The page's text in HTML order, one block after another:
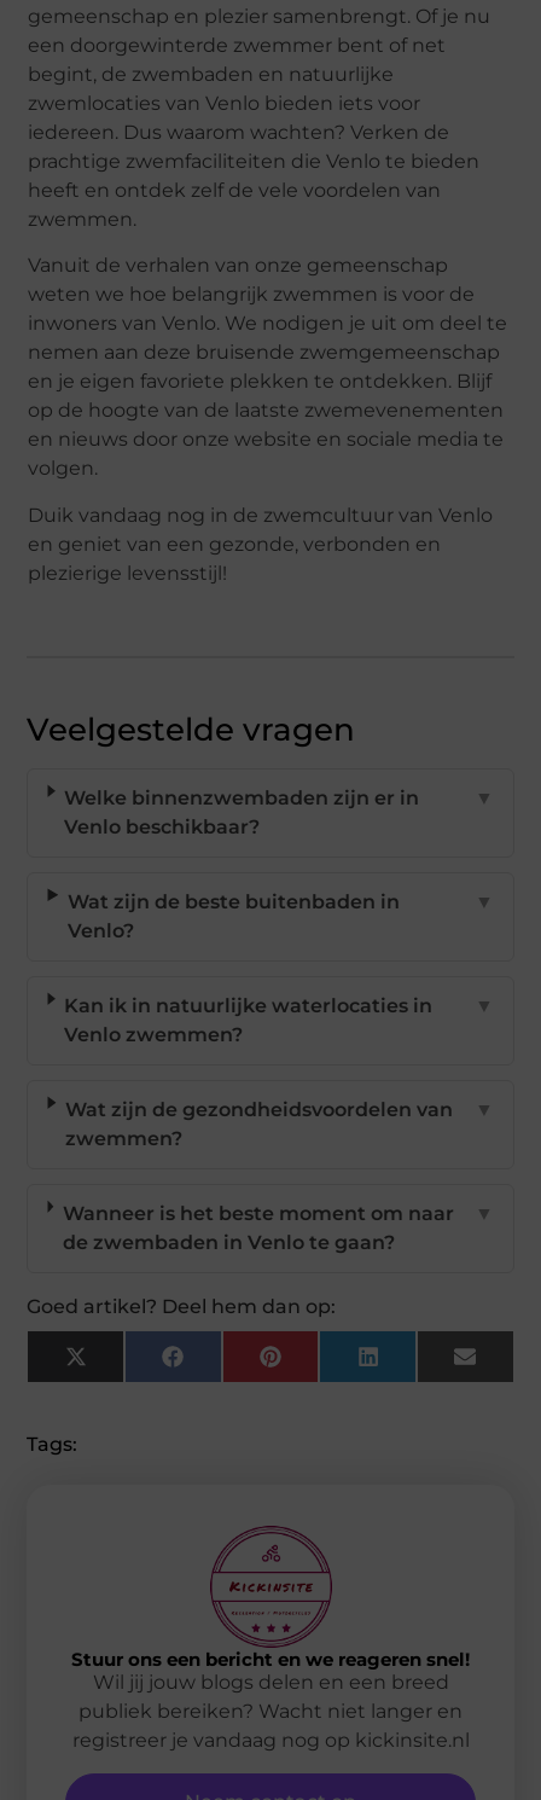
gemeenschap en plezier samenbrengt. Of je nu
een doorgewinterde zwemmer bent of net
begint, de zwembaden en natuurlijke
zwemlocaties van Venlo bieden iets voor
iedereen. Dus waarom wachten? Verken de
prachtige zwemfaciliteiten die Venlo te bieden
heeft en ontdek zelf de vele voordelen van
zwemmen.
Vanuit de verhalen van onze gemeenschap
weten we hoe belangrijk zwemmen is voor de
inwoners van Venlo. We nodigen je uit om deel te
nemen aan deze bruisende zwemgemeenschap
en je eigen favoriete plekken te ontdekken. Blijf
op de hoogte van de laatste zwemevenementen
en nieuws door onze website en sociale media te
volgen.
Duik vandaag nog in de zwemcultuur van Venlo
en geniet van een gezonde, verbonden en
plezierige levensstijl!
Veelgestelde vragen
Welke binnenzwembaden zijn er in
Venlo beschikbaar?
▼
Wat zijn de beste buitenbaden in
Venlo?
▼
Kan ik in natuurlijke waterlocaties in
Venlo zwemmen?
▼
Wat zijn de gezondheidsvoordelen van
zwemmen?
▼
Wanneer is het beste moment om naar
de zwembaden in Venlo te gaan?
▼
Goed artikel? Deel hem dan op:
X
(Twitter)
FacebookPinterestLinkedIn Email
Tags:
Stuur ons een bericht en we reageren snel!
Wil jij jouw blogs delen en een breed
publiek bereiken? Wacht niet langer en
registreer je vandaag nog op kickinsite.nl